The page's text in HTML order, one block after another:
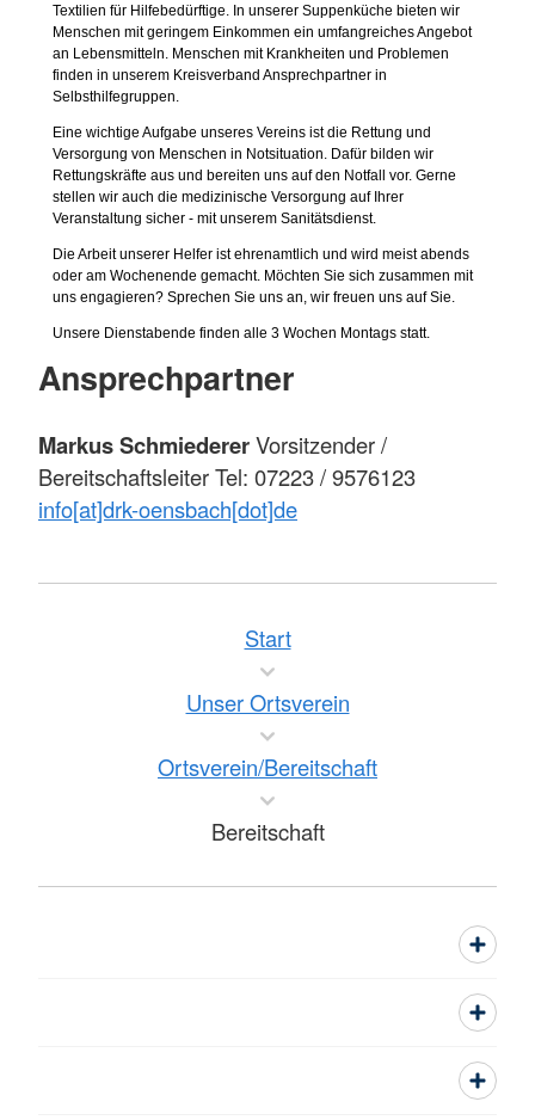
Textilien für Hilfebedürftige. In unserer Suppenküche bieten wir
Menschen mit geringem Einkommen ein umfangreiches Angebot
an Lebensmitteln. Menschen mit Krankheiten und Problemen
finden in unserem Kreisverband Ansprechpartner in
Selbsthilfegruppen.
Eine wichtige Aufgabe unseres Vereins ist die Rettung und
Versorgung von Menschen in Notsituation. Dafür bilden wir
Rettungskräfte aus und bereiten uns auf den Notfall vor. Gerne
stellen wir auch die medizinische Versorgung auf Ihrer
Veranstaltung sicher - mit unserem Sanitätsdienst.
Die Arbeit unserer Helfer ist ehrenamtlich und wird meist abends
oder am Wochenende gemacht. Möchten Sie sich zusammen mit
uns engagieren? Sprechen Sie uns an, wir freuen uns auf Sie.
Unsere Dienstabende finden alle 3 Wochen Montags statt.
Ansprechpartner
Markus SchmiedererVorsitzender /
Bereitschaftsleiter Tel: 07223 / 9576123
info[at]drk-oensbach[dot]de
Start
Unser Ortsverein
Ortsverein/Bereitschaft
Bereitschaft